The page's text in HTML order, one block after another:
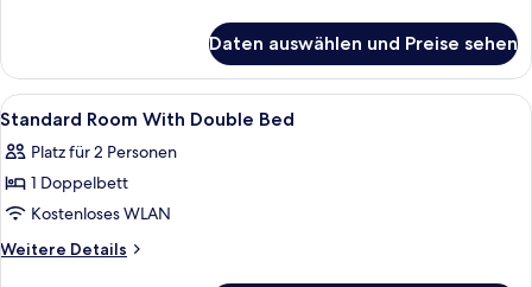
Doppelzimmer
Daten auswählen und Preise sehen
Alle
Fotos
für
Standard
Room
With
Badezimmer | Haartrockner,
1
Standard Room With Double Bed
Platz für 2 Personen
1 Doppelbett
Kostenloses WLAN
Weitere Details
Weitere